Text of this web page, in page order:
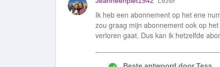
Ik heb een abonnement op het ene
zou graag mijn abonnement ook op
verloren gaat. Dus kan ik hetzelfde